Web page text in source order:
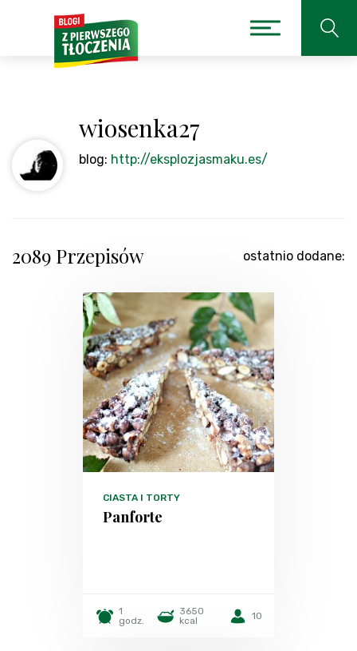
wiosenka27
blog: http://eksplozjasmaku.es/
2089 Przepisów ostatnio dodane:
CIASTA I TORTY
Panforte
1
godz.
3650
kcal
10